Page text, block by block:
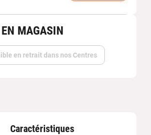
MAGASIN
en retrait dans nos Centres
Caractéristiques